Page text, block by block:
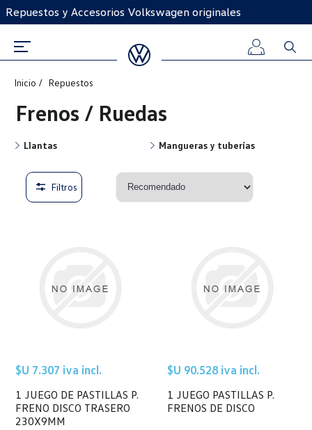
Repuestos y Accesorios Volkswagen originales
Inicio Repuestos
Frenos / Ruedas
Llantas Mangueras y tuberías
Filtros
$U 7.307 iva incl.
1 JUEGO DE PASTILLAS P.
FRENO DISCO TRASERO
230X9MM
$U 90.528 iva incl.
1 JUEGO PASTILLAS P.
FRENOS DE DISCO